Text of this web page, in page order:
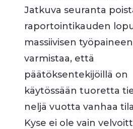
Jatkuva seuranta
raportointikauden
massiivisen
varmistaa, että
päätöksentekijöillä on
käytössään tuoretta
neljä vuotta vanhaa
Kyse ei ole vain